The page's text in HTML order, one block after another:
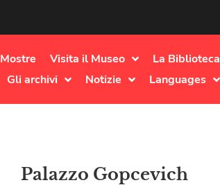
Mostre Visita il Museo
La Biblioteca
Gli archivi Notizie Languages
Palazzo Gopcevich